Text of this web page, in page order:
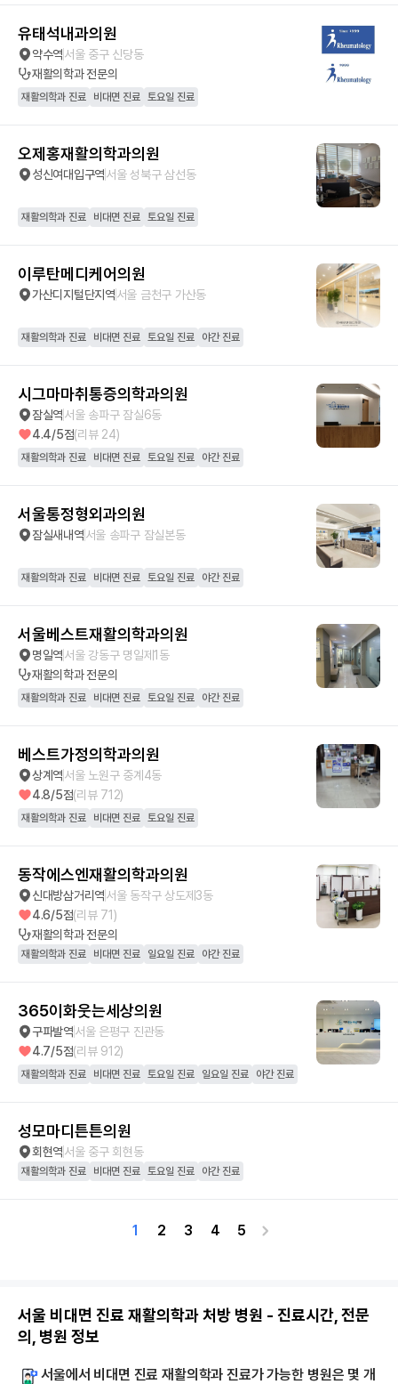
유태석내과의원
약수역서울 중구 신당동
재활의학과전문의
재활의학과 진료 비대면 진료 토요일 진료
오제홍재활의학과의원
성신여대입구역서울 성북구 삼선동
재활의학과 진료 비대면 진료 토요일 진료
이루탄메디케어의원
가산디지털단지역서울 금천구 가산동
재활의학과 진료 비대면 진료 토요일 진료 야간 진료
시그마마취통증의학과의원
잠실역서울 송파구 잠실6동
4.4/5점(리뷰 24)
재활의학과 진료 비대면 진료 토요일 진료 야간 진료
서울통정형외과의원
잠실새내역서울 송파구 잠실본동
재활의학과 진료 비대면 진료 토요일 진료 야간 진료
서울베스트재활의학과의원
명일역서울 강동구 명일제1동
재활의학과전문의
재활의학과 진료 비대면 진료 토요일 진료 야간 진료
베스트가정의학과의원
상계역서울 노원구 중계4동
4.8/5점(리뷰 712)
재활의학과 진료 비대면 진료 토요일 진료
동작에스엔재활의학과의원
신대방삼거리역서울 동작구 상도제3동
4.6/5점(리뷰 71)
재활의학과전문의
재활의학과 진료 비대면 진료 일요일 진료 야간 진료
365이화웃는세상의원
구파발역서울 은평구 진관동
4.7/5점(리뷰 912)
재활의학과 진료 비대면 진료 토요일 진료 일요일 진료 야간 진료
성모마디튼튼의원
회현역서울 중구 회현동
재활의학과 진료 비대면 진료 토요일 진료 야간 진료
1 2 3 4 5
서울 비대면 진료 재활의학과 처방 병원 - 진료시간, 전문
의, 병원 정보
서울에서 비대면 진료 재활의학과 진료가 가능한 병원은 몇 개